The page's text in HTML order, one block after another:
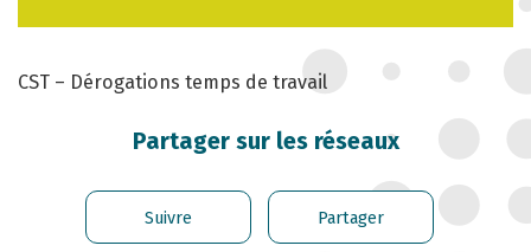
LE DROIT SYNDICAL ET LES
PROFESSIONNELLES
CARRIÈRE DES
GÉRER LES AGENTS
CONTRACTUELS
CST – Dérogations temps de travail
Partager sur les réseaux
Suivre Partager